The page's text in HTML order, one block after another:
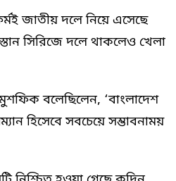
জাতীয় দলে নিয়ে এসেছে
সিরিজে দলে থাকলেও খেলা
বলেছিলেন, ‘বাংলাদেশ
হিসেবে সবচেয়ে সম্ভাবনাময়